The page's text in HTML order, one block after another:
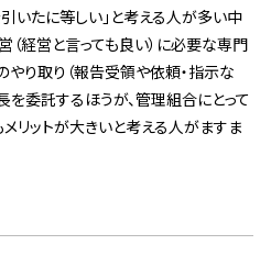
いたに等しい」と考える人が多い中
経営と言っても良い）に必要な専門
やり取り（報告受領や依頼・指示な
を委託するほうが、管理組合にとって
リットが大きいと考える人がますま